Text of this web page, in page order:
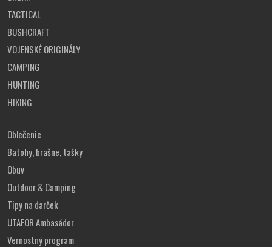
TACTICAL
BUSHCRAFT
VOJENSKÉ ORIGINÁLY
CAMPING
HUNTING
HIKING
Oblečenie
Batohy, brašne, tašky
Obuv
Outdoor & Camping
Tipy na darček
UTAFOR Ambasádor
Vernostný program